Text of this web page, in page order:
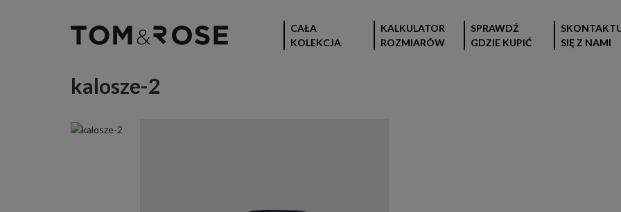
CAŁA
KOLEKCJA
KALKULATOR
ROZMIARÓW
SPRAWDŹ
GDZIE KUPIĆ
SIĘ Z NAMI
kalosze-2